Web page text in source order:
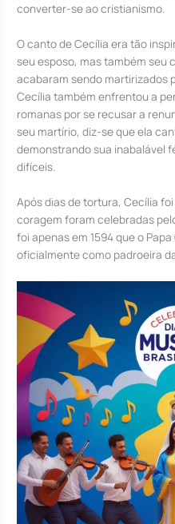
converter-se ao cristianismo.
O canto de Cecília era tão
seu esposo, mas também seu
acabaram sendo martirizados
Cecília também enfrentou a
romanas por se recusar a
seu martírio, diz-se que ela
demonstrando sua inabalável
difíceis.
Após dias de tortura, Cecília
coragem foram celebradas
foi apenas em 1594 que o
oficialmente como padroeira